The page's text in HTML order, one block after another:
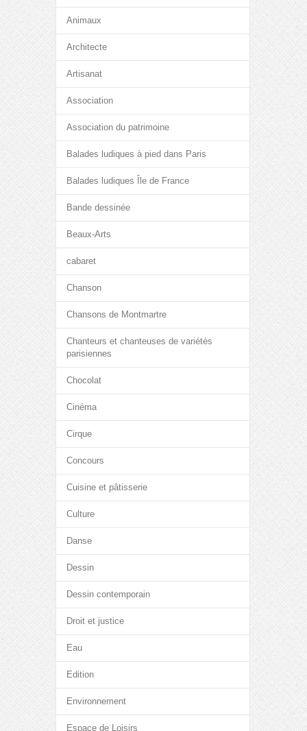
Animaux
Architecte
Artisanat
Association
Association du patrimoine
Balades ludiques à pied dans Paris
Balades ludiques Île de France
Bande dessinée
Beaux-Arts
cabaret
Chanson
Chansons de Montmartre
Chanteurs et chanteuses de variétés
parisiennes
Chocolat
Cinéma
Cirque
Concours
Cuisine et pâtisserie
Culture
Danse
Dessin
Dessin contemporain
Droit et justice
Eau
Edition
Environnement
Espace de Loisirs